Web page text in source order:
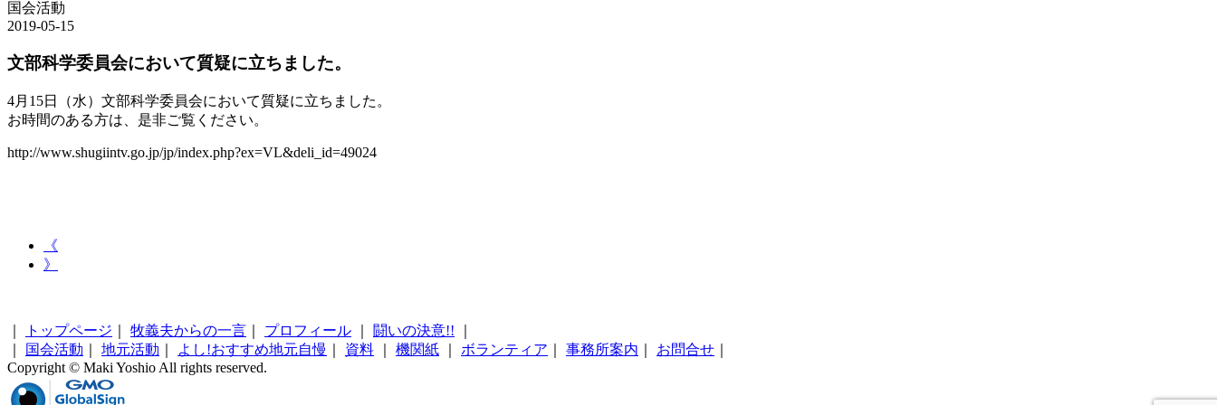
国会活動
2019-05-15
文部科学委員会において質疑に立ちました。
4月15日（水）文部科学委員会において質疑に立ちました。
お時間のある方は、是非ご覧ください。
http://www.shugiintv.go.jp/jp/index.php?ex=VL&deli_id=49024
《
》
トップページ 牧義夫からの一言 プロフィール 闘いの決意!!
国会活動 地元活動 よし!おすすめ地元自慢 資料 機関紙 ボランティア 事務所案内 お問合せ
Copyright © Maki Yoshio All rights reserved.